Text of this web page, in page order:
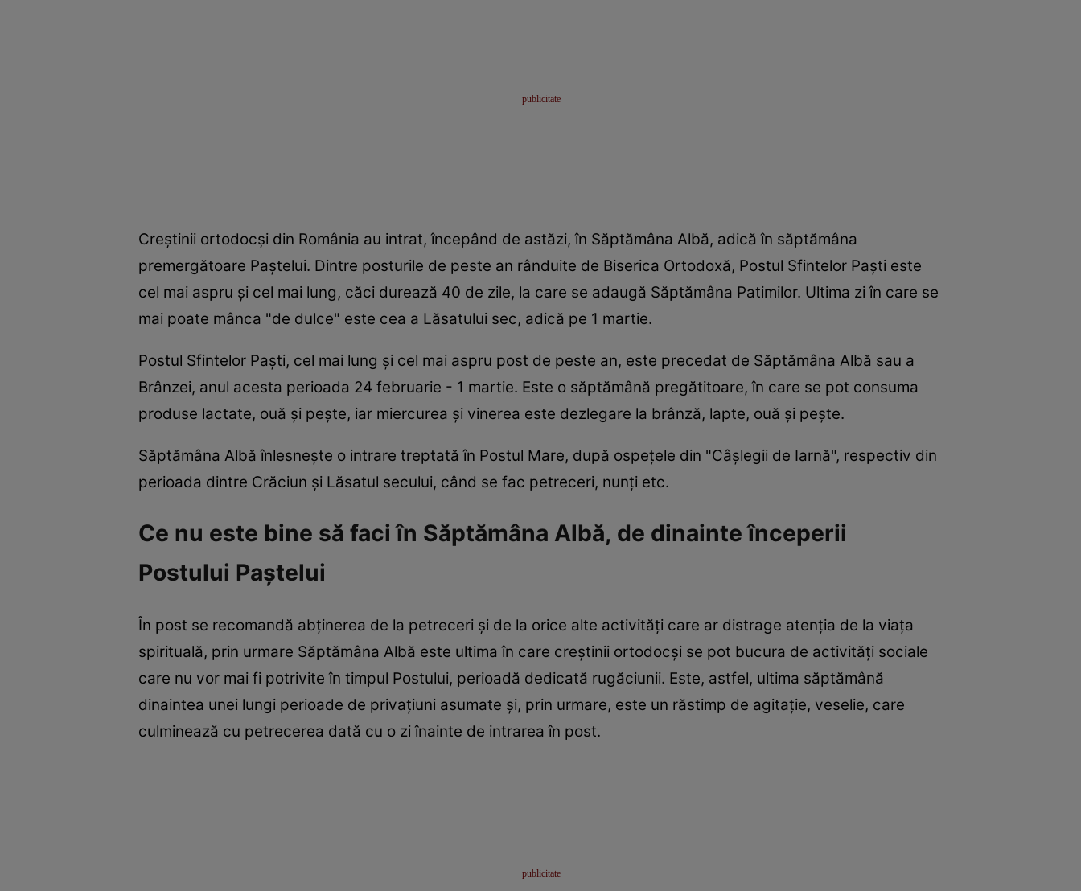
Creştinii ortodocşi din România au intrat, începând de astăzi, în Săptămâna Albă, adică în săptămâna
premergătoare Paştelui. Dintre posturile de peste an rânduite de Biserica Ortodoxă, Postul Sfintelor Paşti este
cel mai aspru şi cel mai lung, căci durează 40 de zile, la care se adaugă Săptămâna Patimilor. Ultima zi în care se
mai poate mânca "de dulce" este cea a Lăsatului sec, adică pe 1 martie.
Postul Sfintelor Paşti, cel mai lung şi cel mai aspru post de peste an, este precedat de Săptămâna Albă sau a
Brânzei, anul acesta perioada 24 februarie - 1 martie. Este o săptămână pregătitoare, în care se pot consuma
produse lactate, ouă şi peşte, iar miercurea şi vinerea este dezlegare la brânză, lapte, ouă şi peşte.
Săptămâna Albă înlesneşte o intrare treptată în Postul Mare, după ospeţele din "Câşlegii de Iarnă", respectiv din
perioada dintre Crăciun şi Lăsatul secului, când se fac petreceri, nunţi etc.
Ce nu este bine să faci în Săptămâna Albă, de dinainte începerii
Postului Paştelui
În post se recomandă abţinerea de la petreceri şi de la orice alte activităţi care ar distrage atenţia de la viaţa
spirituală, prin urmare Săptămâna Albă este ultima în care creştinii ortodocşi se pot bucura de activităţi sociale
care nu vor mai fi potrivite în timpul Postului, perioadă dedicată rugăciunii. Este, astfel, ultima săptămână
dinaintea unei lungi perioade de privaţiuni asumate şi, prin urmare, este un răstimp de agitaţie, veselie, care
culminează cu petrecerea dată cu o zi înainte de intrarea în post.